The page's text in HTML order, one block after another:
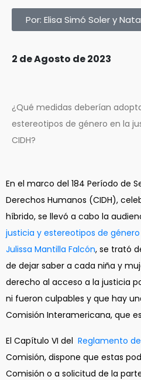
Por: Elisa Simó Soler y
2 de Agosto de 2023
¿Qué medidas deberían
estereotipos de género en la
CIDH?
En el marco del 184 Período de
Derechos Humanos (CIDH),
híbrido, se llevó a cabo la
justicia y estereotipos de
Julissa Mantilla Falcón, se trató
de dejar saber a cada niña y
derecho al acceso a la justicia
ni fueron culpables y que hay
Comisión Interamericana, que
El Capítulo VI del Reglamento de
Comisión, dispone que estas
Comisión o a solicitud de la